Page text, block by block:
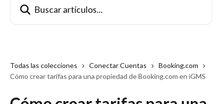
Todas las colecciones Conectar Cuentas
Booking.com
Cómo crear tarifas para una propiedad de Booking.com en iGMS